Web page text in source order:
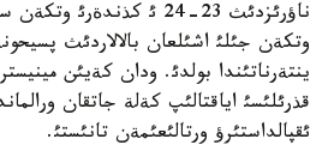
ناؤرئزدئث 23-24 ئ كذندةرئ
وتكةن جئلئ اشئلعان بالالاردئث
ينتةرناتئندا بولدئ. ودان كةيئن مينيستر
قذرئلئسئ اياقتالئپ كةلة جاتقان
ئقپالداستئرؤ ورتالئعئمةن تانئستئ.